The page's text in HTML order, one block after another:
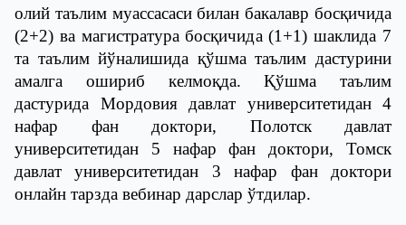
олий таълим муассасаси билан бакалавр босқичида
(2+2) ва магистратура босқичида (1+1) шаклида 7
та таълим йўналишида қўшма таълим дастурини
амалга ошириб келмоқда. Қўшма таълим
дастурида Мордовия давлат университетидан 4
нафар фан доктори, Полотск давлат
университетидан 5 нафар фан доктори, Томск
давлат университетидан 3 нафар фан доктори
онлайн тарзда вебинар дарслар ўтдилар.